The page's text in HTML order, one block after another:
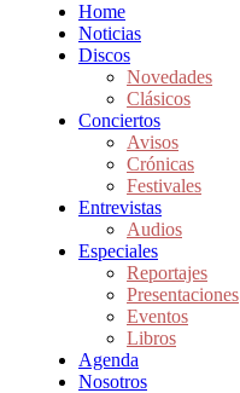
Home
Noticias
Discos
Novedades
Clásicos
Conciertos
Avisos
Crónicas
Festivales
Entrevistas
Audios
Especiales
Reportajes
Presentaciones
Eventos
Libros
Agenda
Nosotros